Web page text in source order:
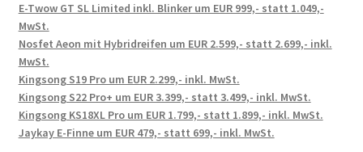
E-Twow GT SL Limited inkl. Blinker um EUR 999,- statt 1.049,-
MwSt.
Nosfet Aeon mit Hybridreifen um EUR 2.599,- statt 2.699,- inkl.
MwSt.
Kingsong S19 Pro um EUR 2.299,- inkl. MwSt.
Kingsong S22 Pro+ um EUR 3.399,- statt 3.499,- inkl. MwSt.
Kingsong KS18XL Pro um EUR 1.799,- statt 1.899,- inkl. MwSt.
Jaykay E-Finne um EUR 479,- statt 699,- inkl. MwSt.